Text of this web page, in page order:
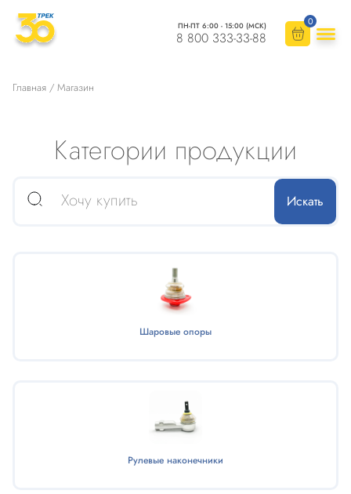
ПН-ПТ 6:00 - 15:00 (МСК)
8 800 333-33-88
0
Главная / Магазин
Категории продукции
Шаровые опоры
Рулевые наконечники